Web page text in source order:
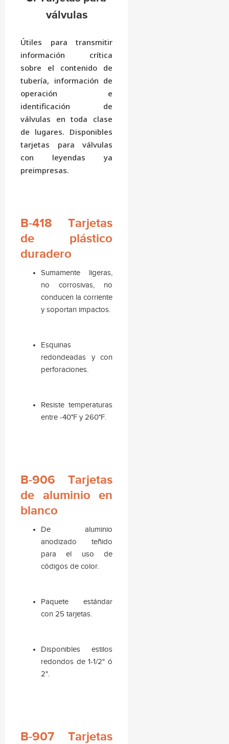
válvulas
Útiles para transmitir
información crítica
sobre el contenido de
tubería, información de
operación e
identificación de
válvulas en toda clase
de lugares. Disponibles
tarjetas para válvulas
con leyendas ya
preimpresas.
B-418 Tarjetas
de plástico
duradero
Sumamente ligeras,
no corrosivas, no
conducen la corriente
y soportan impactos.
Esquinas
redondeadas y con
perforaciones.
Resiste temperaturas
entre -40°F y 260°F.
B-906 Tarjetas
de aluminio en
blanco
De aluminio
anodizado teñido
para el uso de
códigos de color.
Paquete estándar
con 25 tarjetas.
Disponibles estilos
redondos de 1-1/2" ó
2".
B-907 Tarjetas